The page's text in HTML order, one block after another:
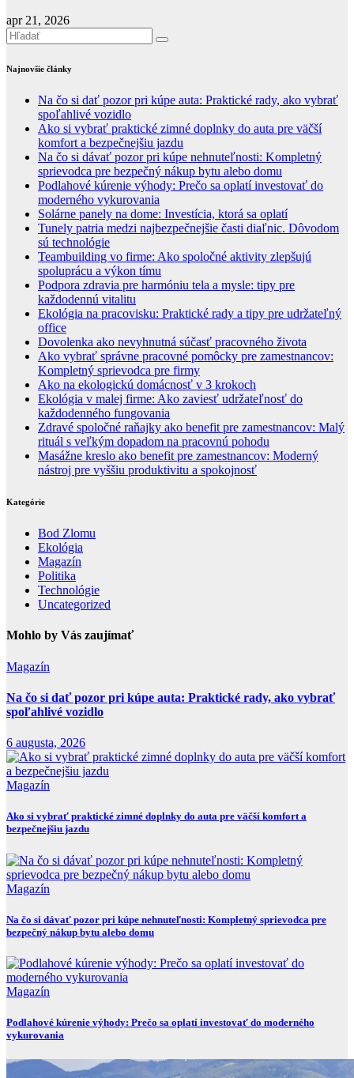
apr 21, 2026
Najnovšie články
Na čo si dať pozor pri kúpe auta: Praktické rady, ako vybrať
spoľahlivé vozidlo
Ako si vybrať praktické zimné doplnky do auta pre väčší
komfort a bezpečnejšiu jazdu
Na čo si dávať pozor pri kúpe nehnuteľnosti: Kompletný
sprievodca pre bezpečný nákup bytu alebo domu
Podlahové kúrenie výhody: Prečo sa oplatí investovať do
moderného vykurovania
Solárne panely na dome: Investícia, ktorá sa oplatí
Tunely patria medzi najbezpečnejšie časti diaľnic. Dôvodom
sú technológie
Teambuilding vo firme: Ako spoločné aktivity zlepšujú
spoluprácu a výkon tímu
Podpora zdravia pre harmóniu tela a mysle: tipy pre
každodennú vitalitu
Ekológia na pracovisku: Praktické rady a tipy pre udržateľný
office
Dovolenka ako nevyhnutná súčasť pracovného života
Ako vybrať správne pracovné pomôcky pre zamestnancov:
Kompletný sprievodca pre firmy
Ako na ekologickú domácnosť v 3 krokoch
Ekológia v malej firme: Ako zaviesť udržateľnosť do
každodenného fungovania
Zdravé spoločné raňajky ako benefit pre zamestnancov: Malý
rituál s veľkým dopadom na pracovnú pohodu
Masážne kreslo ako benefit pre zamestnancov: Moderný
nástroj pre vyššiu produktivitu a spokojnosť
Kategórie
Bod Zlomu
Ekológia
Magazín
Politika
Technológie
Uncategorized
Mohlo by Vás zaujímať
Magazín
Na čo si dať pozor pri kúpe auta: Praktické rady, ako vybrať
spoľahlivé vozidlo
6 augusta, 2026
Magazín
Ako si vybrať praktické zimné doplnky do auta pre väčší komfort a
bezpečnejšiu jazdu
Magazín
Na čo si dávať pozor pri kúpe nehnuteľnosti: Kompletný sprievodca pre
bezpečný nákup bytu alebo domu
Magazín
Podlahové kúrenie výhody: Prečo sa oplatí investovať do moderného
vykurovania